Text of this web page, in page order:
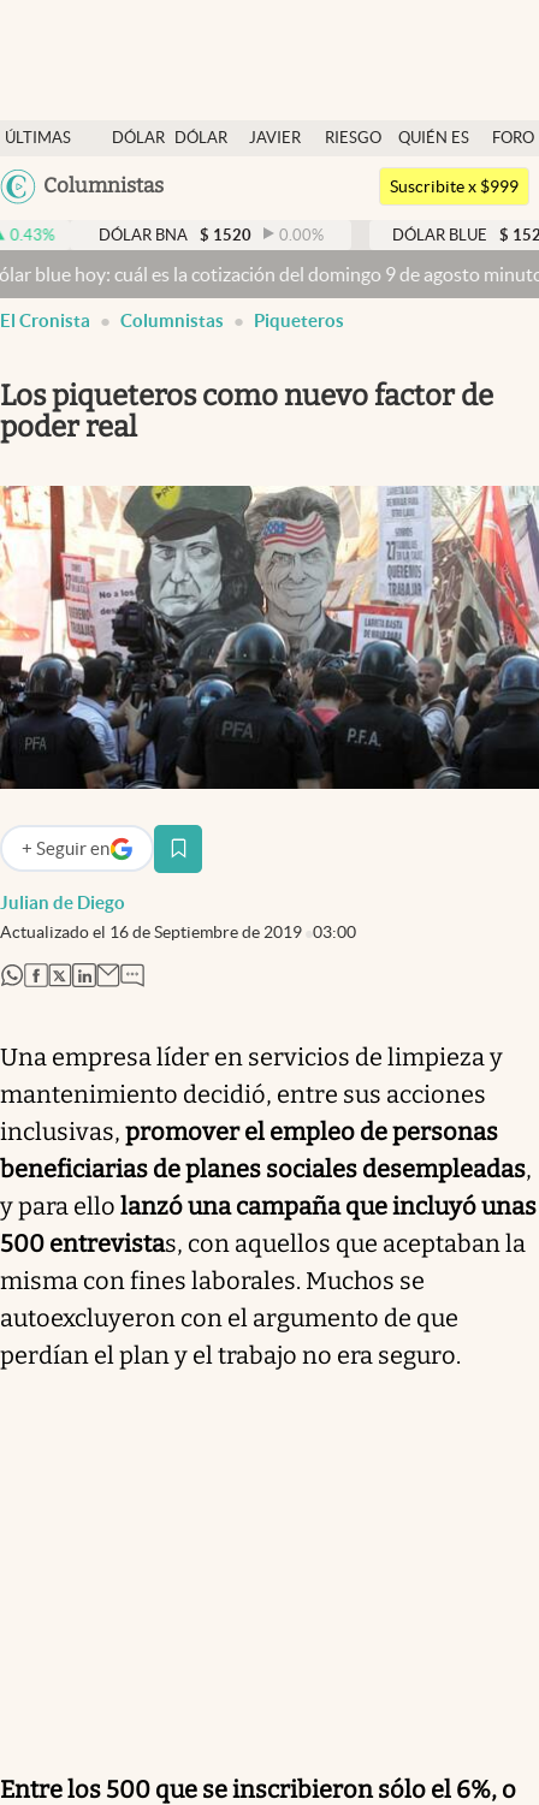
ÚLTIMAS
NOTICIAS
DÓLAR
DÓLAR
JAVIER
RIESGO
QUIÉN ES
QUIÉN
FORO
Argentina
México
Columnistas
Dólar
Members
Economía y Política
Finanzas y Mercados
Mercados Online
Columnistas
Apertura
Infotechnology
Clase
Clima
Mundial 2026
Eventos Corporativos
El Cronista Studio
Mediakit
abre en nueva pestaña
Suscribite x $999
DÓLAR BNA $ 1520 0.00% DÓLAR BLUE $ 1525 -
cuál es la cotización del domingo 9 de agosto minuto a
El Cronista Columnistas Piqueteros
Los piqueteros como nuevo factor de
poder real
Julian de Diego
Actualizado el 16 de Septiembre de 2019 03:00
+ Seguir en
abre en nueva pestaña
abre en nueva pestaña
abre en nueva pestaña
abre en nueva pestaña
abre en nueva pestaña
Una empresa líder en servicios de limpieza y
mantenimiento decidió, entre sus acciones
inclusivas, promover el empleo de personas
beneficiarias de planes sociales desempleadas,
y para ello lanzó una campaña que incluyó unas
500 entrevistas, con aquellos que aceptaban la
misma con fines laborales. Muchos se
autoexcluyeron con el argumento de que
perdían el plan y el trabajo no era seguro.
Entre los 500 que se inscribieron sólo el 6%, o